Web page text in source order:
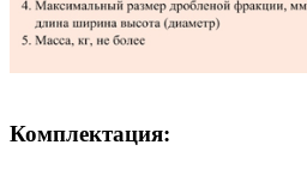
Комплектация: